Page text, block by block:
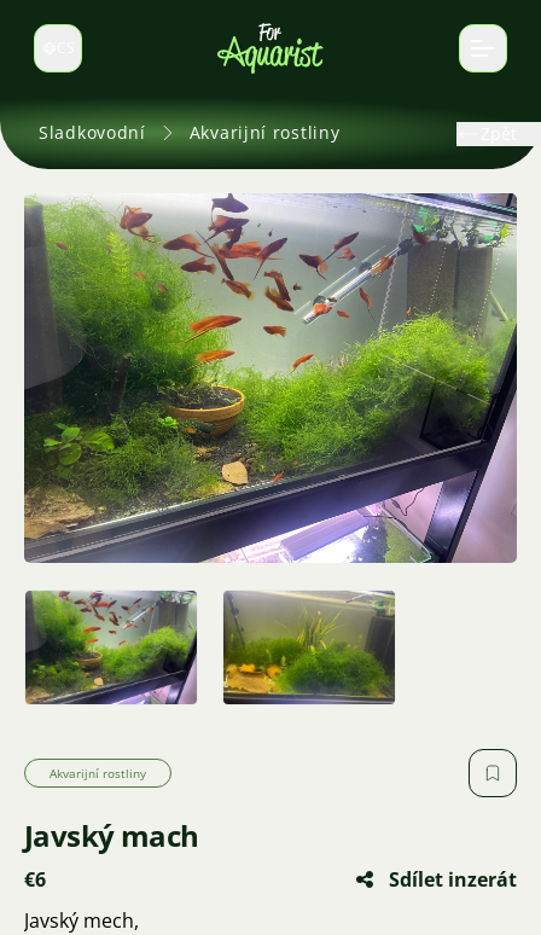
Select language
Sladkovodní Akvarijní rostliny
Akvarijní rostliny
Javský mach
€6
Sdílet inzerát
Javský mech,